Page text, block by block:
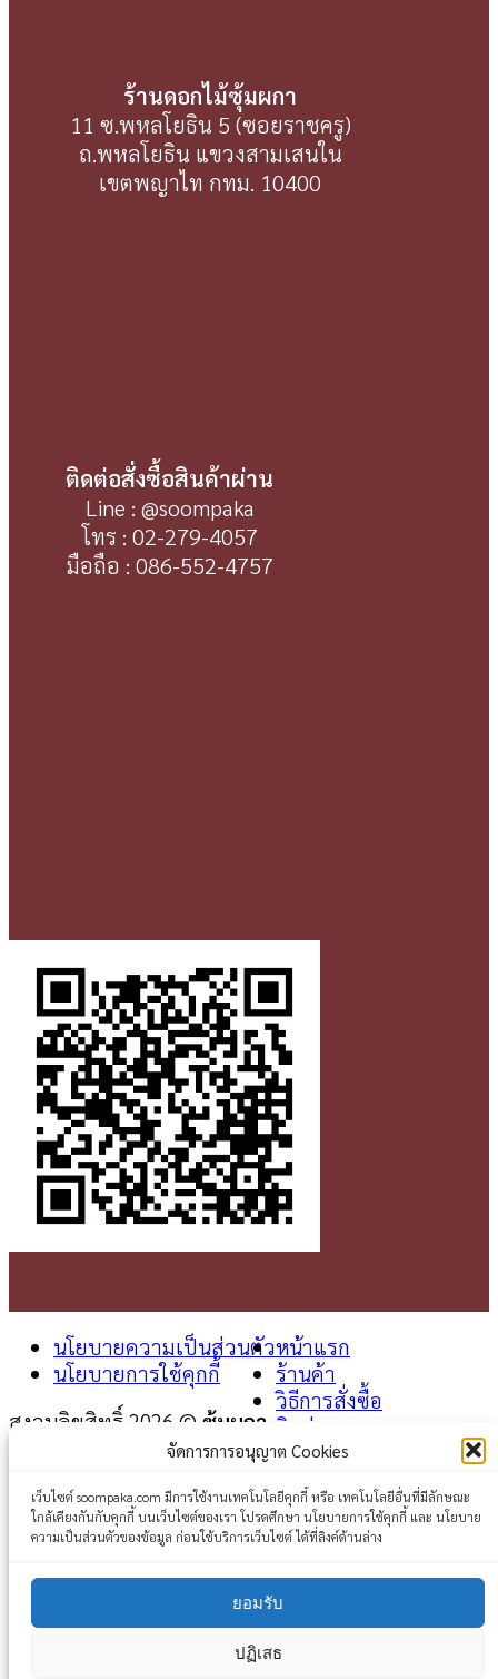
จัดการการอนุญาต Cookies
เว็บไซต์ soompaka.com มีการใช้งานเทคโนโลยีคุกกี้ หรือ เทคโนโลยีอื่นที่มีลักษณะ
ใกล้เคียงกันกับคุกกี้ บนเว็บไซต์ของเรา โปรดศึกษา นโยบายการใช้คุกกี้ และ นโยบาย
ความเป็นส่วนตัวของข้อมูล ก่อนใช้บริการเว็บไซต์ ได้ที่ลิงค์ด้านล่าง
ยอมรับ
ปฏิเสธ
ร้านดอกไม้ซุ้มผกา
11 ซ.พหลโยธิน 5 (ซอยราชครู)
ถ.พหลโยธิน แขวงสามเสนใน
เขตพญาไท กทม. 10400
ติดต่อสั่งซื้อสินค้าผ่าน
Line : @soompaka
โทร : 02-279-4057
มือถือ : 086-552-4757
นโยบายความเป็นส่วนตัว
นโยบายการใช้คุกกี้
สงวนลิขสิทธิ์ 2026 © ซุ้มผกา
หน้าแรก
ร้านค้า
วิธีการสั่งซื้อ
ติดต่อเรา
Login
Username or email address*
Password*
Remember me